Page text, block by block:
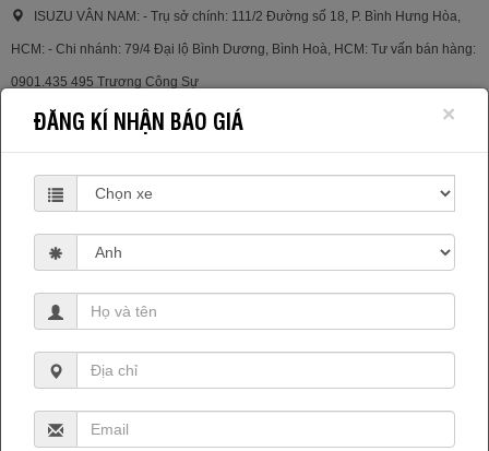
ISUZU VÂN NAM: - Trụ sở chính: 111/2 Đường số 18, P. Bình Hưng Hòa,
HCM: - Chi nhánh: 79/4 Đại lộ Bình Dương, Bình Hoà, HCM: Tư vấn bán hàng:
0901.435 495 Trương Công Sự
×
ĐĂNG KÍ NHẬN BÁO GIÁ